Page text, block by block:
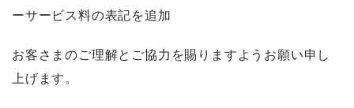
ーサービス料の表記を追加
お客さまのご理解とご協力を賜りますようお願い申し
上げます。